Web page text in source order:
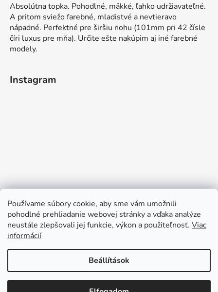
Používame súbory cookie, aby sme vám umožnili
pohodlné prehliadanie webovej stránky a vďaka analýze
neustále zlepšovali jej funkcie, výkon a použiteľnosť. Viac
informácií
Beállítások
augusztus 24-én kezdődő héten dolgozzuk
Absolútna topka. Pohodlné, mäkké, ľahko udržiavateľné.
A pritom sviežo farebné, mladistvé a nevtieravo
nápadné. Perfektné pre širšiu nohu (101mm pri 42 čísle
číri luxus pre mňa). Určite ešte nakúpim aj iné farebné
modely.
Instagram
Kövessen minket az Instagramon